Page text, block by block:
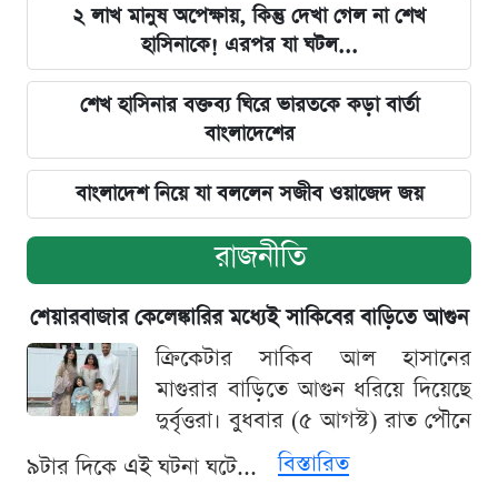
২ লাখ মানুষ অপেক্ষায়, কিন্তু দেখা গেল না শেখ
হাসিনাকে! এরপর যা ঘটল...
শেখ হাসিনার বক্তব্য ঘিরে ভারতকে কড়া বার্তা
বাংলাদেশের
বাংলাদেশ নিয়ে যা বললেন সজীব ওয়াজেদ জয়
রাজনীতি
শেয়ারবাজার কেলেঙ্কারির মধ্যেই সাকিবের বাড়িতে আগুন
ক্রিকেটার সাকিব আল হাসানের
মাগুরার বাড়িতে আগুন ধরিয়ে দিয়েছে
দুর্বৃত্তরা। বুধবার (৫ আগস্ট) রাত পৌনে
৯টার দিকে এই ঘটনা ঘটে...
বিস্তারিত